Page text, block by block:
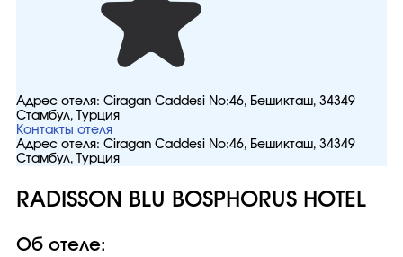
Адрес отеля: Ciragan Caddesi No:46, Бешикташ, 34349
Стамбул, Турция
Контакты отеля
Адрес отеля: Ciragan Caddesi No:46, Бешикташ, 34349
Стамбул, Турция
RADISSON BLU BOSPHORUS HOTEL
Об отеле: